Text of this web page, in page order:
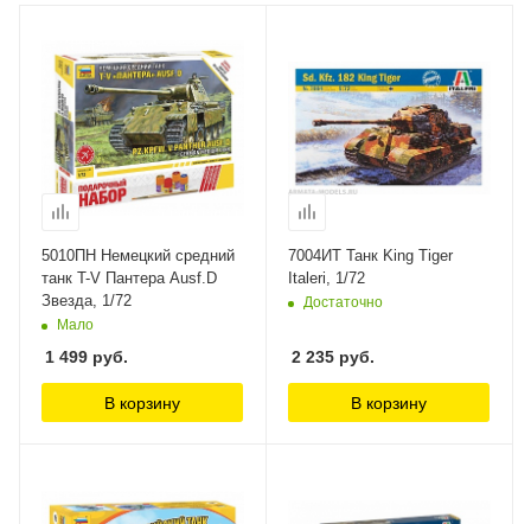
5010ПН Немецкий средний
танк T-V Пантера Ausf.D
Звезда, 1/72
Мало
1 499 руб.
В корзину
7004ИТ Танк King Tiger
Italeri, 1/72
Достаточно
2 235 руб.
В корзину